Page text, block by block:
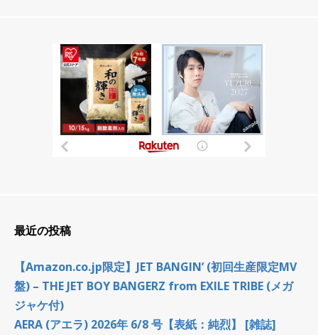
最近の投稿
【Amazon.co.jp限定】JET BANGIN’ (初回生産限定MV
盤) – THE JET BOY BANGERZ from EXILE TRIBE (メガ
ジャケ付)
AERA (アエラ) 2026年 6/8 号【表紙：純烈】 [雑誌]